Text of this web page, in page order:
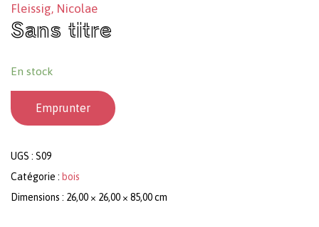
Fleissig, Nicolae
Sans titre
En stock
Emprunter
UGS : S09
Catégorie : bois
Dimensions : 26,00 × 26,00 × 85,00 cm